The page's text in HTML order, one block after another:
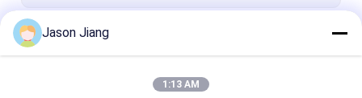
Flammenfeste Bedienfelder
Explosionssicherer Schalter
Jason Jiang
1:13 AM